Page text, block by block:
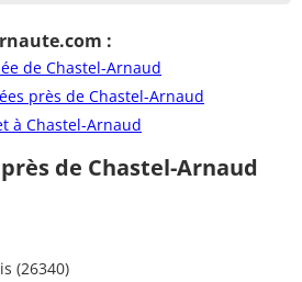
:
de Chastel-Arnaud
près de Chastel-Arnaud
à Chastel-Arnaud
de Chastel-Arnaud
(26340)